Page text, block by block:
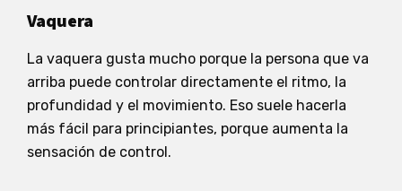
Vaquera
La vaquera gusta mucho porque la persona que va
arriba puede controlar directamente el ritmo, la
profundidad y el movimiento. Eso suele hacerla
más fácil para principiantes, porque aumenta la
sensación de control.